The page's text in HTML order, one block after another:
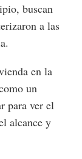
buscan
a las
en la
un
para ver el
alcance y